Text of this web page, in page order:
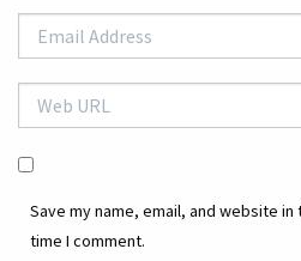
Save my name, email, and website
time I comment.